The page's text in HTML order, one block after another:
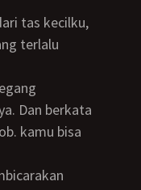
terlalu
Dan berkata
kamu bisa